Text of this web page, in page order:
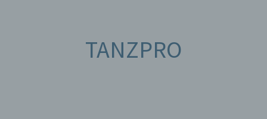
TANZPRO